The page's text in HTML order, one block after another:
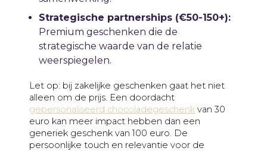
Strategische partnerships (€50-150+):
Premium geschenken die de
strategische waarde van de relatie
weerspiegelen.
Let op: bij zakelijke geschenken gaat het niet
alleen om de prijs. Een doordacht
gepersonaliseerd chocoladegeschenk van 30
euro kan meer impact hebben dan een
generiek geschenk van 100 euro. De
persoonlijke touch en relevantie voor de